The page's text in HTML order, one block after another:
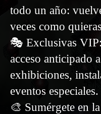
todo un año:
veces como
🎭 Exclusivas
acceso anticipado
exhibiciones,
eventos especiales.
🎨 Sumérgete en la